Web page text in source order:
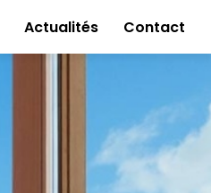
Actualités Contact